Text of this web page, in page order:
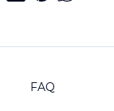
FAQ